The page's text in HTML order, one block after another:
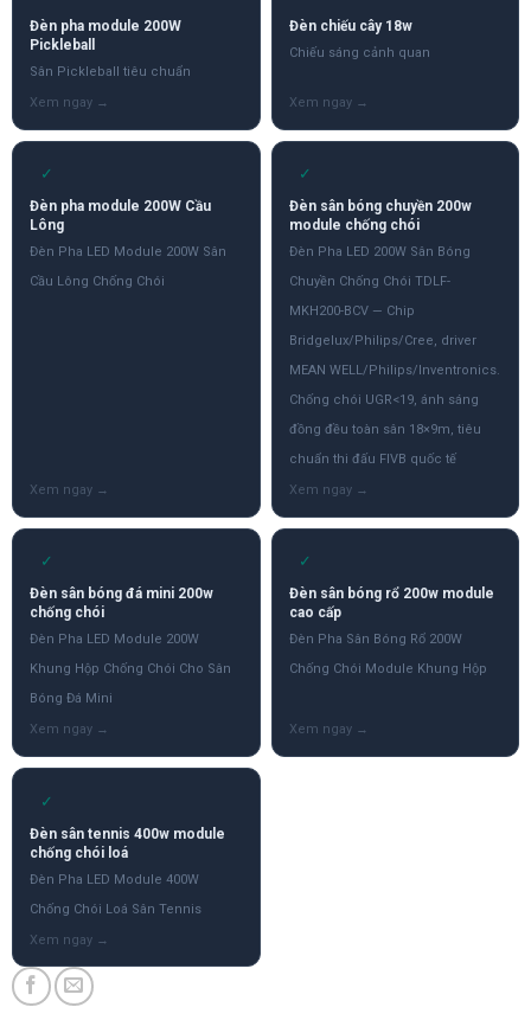
Đèn pha module 200W
Pickleball
Sân Pickleball tiêu chuẩn
Đèn chiếu cây 18w
Chiếu sáng cảnh quan
✓
Đèn pha module 200W Cầu
Lông
Đèn Pha LED Module 200W Sân
Cầu Lông Chống Chói
✓
Đèn sân bóng chuyền 200w
module chống chói
Đèn Pha LED 200W Sân Bóng
Chuyền Chống Chói TDLF-
MKH200-BCV — Chip
Bridgelux/Philips/Cree, driver
MEAN WELL/Philips/Inventronics.
Chống chói UGR<19, ánh sáng
đồng đều toàn sân 18×9m, tiêu
chuẩn thi đấu FIVB quốc tế
✓
Đèn sân bóng đá mini 200w
chống chói
Đèn Pha LED Module 200W
Khung Hộp Chống Chói Cho Sân
Bóng Đá Mini
✓
Đèn sân bóng rổ 200w module
cao cấp
Đèn Pha Sân Bóng Rổ 200W
Chống Chói Module Khung Hộp
✓
Đèn sân tennis 400w module
chống chói loá
Đèn Pha LED Module 400W
Chống Chói Loá Sân Tennis